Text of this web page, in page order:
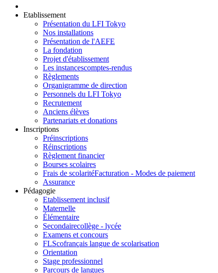
Etablissement
Présentation du LFI Tokyo
Nos installations
Présentation de l'AEFE
La fondation
Projet d'établissement
Les instancescomptes-rendus
Règlements
Organigramme de direction
Personnels du LFI Tokyo
Recrutement
Anciens élèves
Partenariats et donations
Inscriptions
Préinscriptions
Réinscriptions
Règlement financier
Bourses scolaires
Frais de scolaritéFacturation - Modes de paiement
Assurance
Pédagogie
Etablissement inclusif
Maternelle
Élémentaire
Secondairecollège - lycée
Examens et concours
FLScofrançais langue de scolarisation
Orientation
Stage professionnel
Parcours de langues